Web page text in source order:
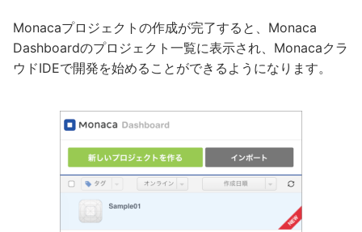
Monacaプロジェクトの作成が完了すると、Monaca
Dashboardのプロジェクト一覧に表示され、Monacaクラ
ウドIDEで開発を始めることができるようになります。